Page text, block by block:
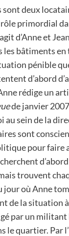
sont deux
primordial
d’Anne et
les bâtiments en
pénible
d’abord
rédige un
de janvier
au sein de la
sont
pour faire
trouvent
jour où Anne
de la situation
par un
le quartier. Par